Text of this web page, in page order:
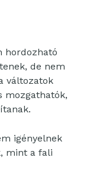
hordozható
de nem
változatok
mozgathatók,
igényelnek
mint a fali